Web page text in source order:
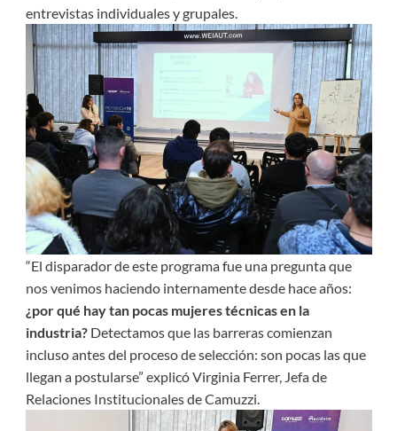
entrevistas individuales y grupales.
“El disparador de este programa fue una pregunta que
nos venimos haciendo internamente desde hace años:
¿por qué hay tan pocas mujeres técnicas en la
industria?Detectamos que las barreras comienzan
incluso antes del proceso de selección: son pocas las que
llegan a postularse” explicó Virginia Ferrer, Jefa de
Relaciones Institucionales de Camuzzi.